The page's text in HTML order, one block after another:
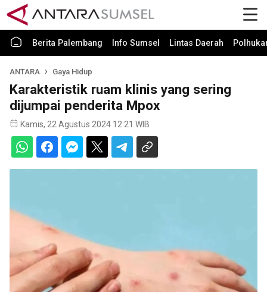
Berita Palembang Info Sumsel Lintas Daerah
ANTARA Gaya Hidup
Karakteristik ruam klinis yang sering
dijumpai penderita Mpox
Kamis, 22 Agustus 2024 12:21 WIB